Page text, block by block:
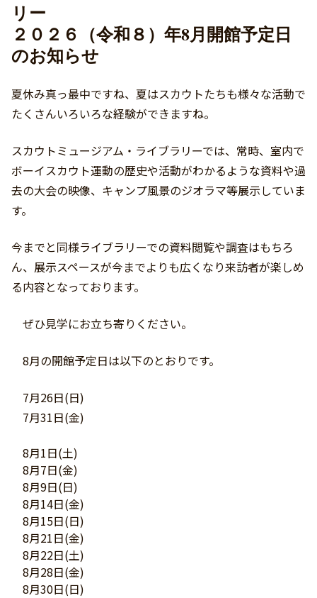
リー
２０２６（令和８）年8月開館予定日
のお知らせ
夏休み真っ最中ですね、夏はスカウトたちも様々な活動で
たくさんいろいろな経験ができますね。
スカウトミュージアム・ライブラリーでは、常時、室内で
ボーイスカウト運動の歴史や活動がわかるような資料や過
去の大会の映像、キャンプ風景のジオラマ等展示していま
す。
今までと同様ライブラリーでの資料閲覧や調査はもちろ
ん、展示スペースが今までよりも広くなり来訪者が楽しめ
る内容となっております。
ぜひ見学にお立ち寄りください。
8月の開館予定日は以下のとおりです。
7月26日(日)
7月31日(金)
8月1日(土)
8月7日(金)
8月9日(日)
8月14日(金)
8月15日(日)
8月21日(金)
8月22日(土)
8月28日(金)
8月30日(日)